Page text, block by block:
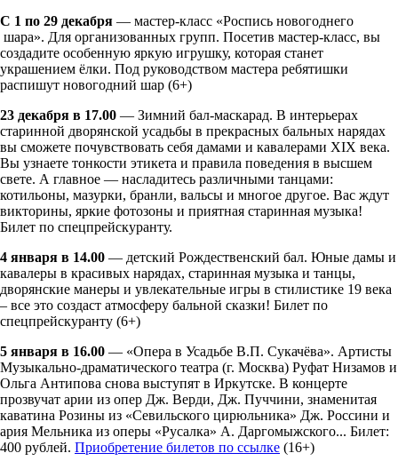
С 1 по 29 декабря — мастер-класс «Роспись новогоднего
шара». Для организованных групп. Посетив мастер-класс, вы
создадите особенную яркую игрушку, которая станет
украшением ёлки. Под руководством мастера ребятишки
распишут новогодний шар (6+)
23 декабря в 17.00 — Зимний бал-маскарад. В интерьерах
старинной дворянской усадьбы в прекрасных бальных нарядах
вы сможете почувствовать себя дамами и кавалерами XIX века.
Вы узнаете тонкости этикета и правила поведения в высшем
свете. А главное — насладитесь различными танцами:
котильоны, мазурки, бранли, вальсы и многое другое. Вас ждут
викторины, яркие фотозоны и приятная старинная музыка!
Билет по спецпрейскуранту.
4 января в 14.00 — детский Рождественский бал. Юные дамы и
кавалеры в красивых нарядах, старинная музыка и танцы,
дворянские манеры и увлекательные игры в стилистике 19 века
– все это создаст атмосферу бальной сказки! Билет по
спецпрейскуранту (6+)
5 января в 16.00 — «Опера в Усадьбе В.П. Сукачёва». Артисты
Музыкально-драматического театра (г. Москва) Руфат Низамов и
Ольга Антипова снова выступят в Иркутске. В концерте
прозвучат арии из опер Дж. Верди, Дж. Пуччини, знаменитая
каватина Розины из «Севильского цирюльника» Дж. Россини и
ария Мельника из оперы «Русалка» А. Даргомыжского... Билет:
400 рублей. Приобретение билетов по ссылке (16+)